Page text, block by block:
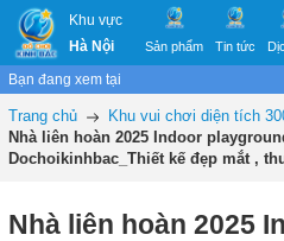
Khu vực
Hà Nội
Sản phẩm Tin tức
Bạn đang xem tại
Trang chủ
Khu vui chơi diện tích
Nhà liên hoàn 2025 Indoor
Dochoikinhbac_Thiết kế đẹp mắt ,
Nhà liên hoàn 2025